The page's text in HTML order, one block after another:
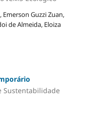
Guzzi Zuan,
de Almeida, Eloiza
Sustentabilidade